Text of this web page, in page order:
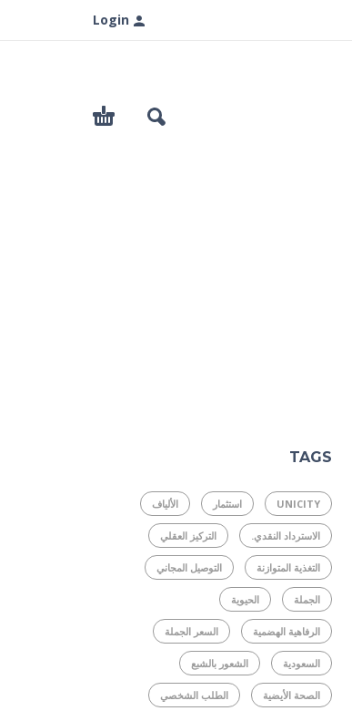
Login
TAGS
UNICITY استثمار الألياف
الاسترداد النقدي. التركيز العقلي
التغذية المتوازنة التوصيل المجاني
الجملة الحيوية
الرفاهية الهضمية السعر الجملة
السعودية الشعور بالشبع
الصحة الأيضية الطلب الشخصي